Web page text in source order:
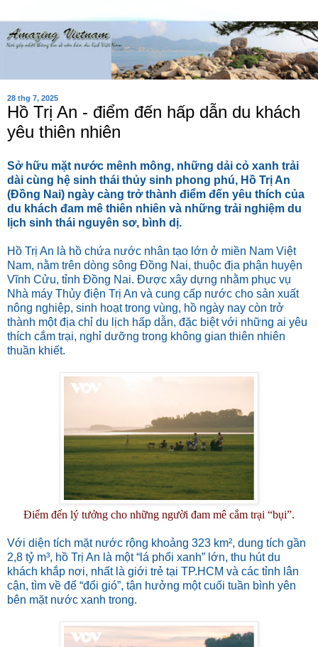
28 thg 7, 2025
Hồ Trị An - điểm đến hấp dẫn du khách
yêu thiên nhiên
Sở hữu mặt nước mênh mông, những dải cỏ xanh trải
dài cùng hệ sinh thái thủy sinh phong phú, Hồ Trị An
(Đồng Nai) ngày càng trở thành điểm đến yêu thích của
du khách đam mê thiên nhiên và những trải nghiệm du
lịch sinh thái nguyên sơ, bình dị.
Hồ Trị An là hồ chứa nước nhân tạo lớn ở miền Nam Việt
Nam, nằm trên dòng sông Đồng Nai, thuộc địa phận huyện
Vĩnh Cửu, tỉnh Đồng Nai. Được xây dựng nhằm phục vụ
Nhà máy Thủy điện Trị An và cung cấp nước cho sản xuất
nông nghiệp, sinh hoạt trong vùng, hồ ngày nay còn trở
thành một địa chỉ du lịch hấp dẫn, đặc biệt với những ai yêu
thích cắm trại, nghỉ dưỡng trong không gian thiên nhiên
thuần khiết.
Điểm đến lý tưởng cho những người đam mê cắm trại “bụi”.
Với diện tích mặt nước rộng khoảng 323 km², dung tích gần
2,8 tỷ m³, hồ Trị An là một “lá phổi xanh” lớn, thu hút du
khách khắp nơi, nhất là giới trẻ tại TP.HCM và các tỉnh lân
cận, tìm về để “đổi gió”, tận hưởng một cuối tuần bình yên
bên mặt nước xanh trong.